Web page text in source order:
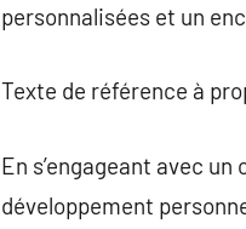
personnalisées et un
Texte de référence à
En s’engageant avec
développement